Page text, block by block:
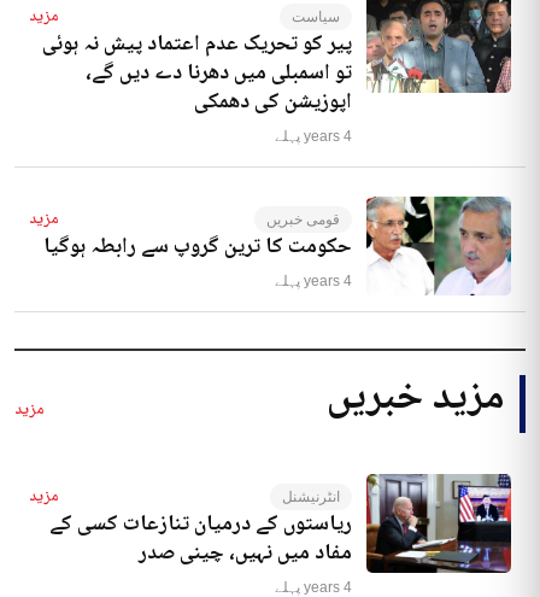
سیاست مزید
پیر کو تحریک عدم اعتماد پیش نہ ہوئی
تو اسمبلی میں دھرنا دے دیں گے،
اپوزیشن کی دھمکی
4 years پہلے
قومی خبریں مزید
حکومت کا ترین گروپ سے رابطہ ہوگیا
4 years پہلے
مزید خبریں مزید
انٹرنیشنل مزید
ریاستوں کے درمیان تنازعات کسی کے
مفاد میں نہیں، چینی صدر
4 years پہلے